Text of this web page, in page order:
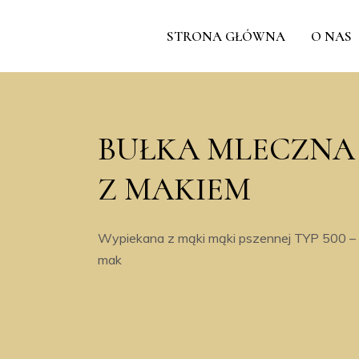
STRONA GŁÓWNA O NAS
BUŁKA MLECZNA
Z MAKIEM
Wypiekana z mąki mąki pszennej TYP 500 –
mak